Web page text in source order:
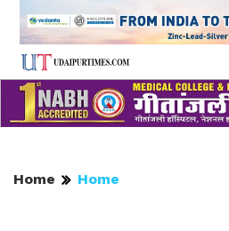
Home Home